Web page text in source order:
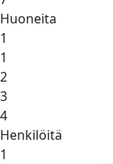
Huoneita
1
1
2
3
4
Henkilöitä
1